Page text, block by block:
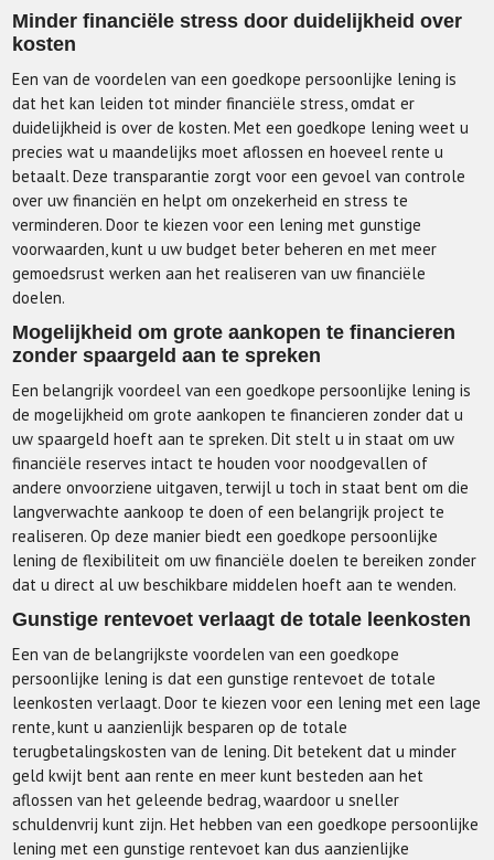
Minder financiële stress door duidelijkheid over
kosten
Een van de voordelen van een goedkope persoonlijke lening is
dat het kan leiden tot minder financiële stress, omdat er
duidelijkheid is over de kosten. Met een goedkope lening weet u
precies wat u maandelijks moet aflossen en hoeveel rente u
betaalt. Deze transparantie zorgt voor een gevoel van controle
over uw financiën en helpt om onzekerheid en stress te
verminderen. Door te kiezen voor een lening met gunstige
voorwaarden, kunt u uw budget beter beheren en met meer
gemoedsrust werken aan het realiseren van uw financiële
doelen.
Mogelijkheid om grote aankopen te financieren
zonder spaargeld aan te spreken
Een belangrijk voordeel van een goedkope persoonlijke lening is
de mogelijkheid om grote aankopen te financieren zonder dat u
uw spaargeld hoeft aan te spreken. Dit stelt u in staat om uw
financiële reserves intact te houden voor noodgevallen of
andere onvoorziene uitgaven, terwijl u toch in staat bent om die
langverwachte aankoop te doen of een belangrijk project te
realiseren. Op deze manier biedt een goedkope persoonlijke
lening de flexibiliteit om uw financiële doelen te bereiken zonder
dat u direct al uw beschikbare middelen hoeft aan te wenden.
Gunstige rentevoet verlaagt de totale leenkosten
Een van de belangrijkste voordelen van een goedkope
persoonlijke lening is dat een gunstige rentevoet de totale
leenkosten verlaagt. Door te kiezen voor een lening met een lage
rente, kunt u aanzienlijk besparen op de totale
terugbetalingskosten van de lening. Dit betekent dat u minder
geld kwijt bent aan rente en meer kunt besteden aan het
aflossen van het geleende bedrag, waardoor u sneller
schuldenvrij kunt zijn. Het hebben van een goedkope persoonlijke
lening met een gunstige rentevoet kan dus aanzienlijke